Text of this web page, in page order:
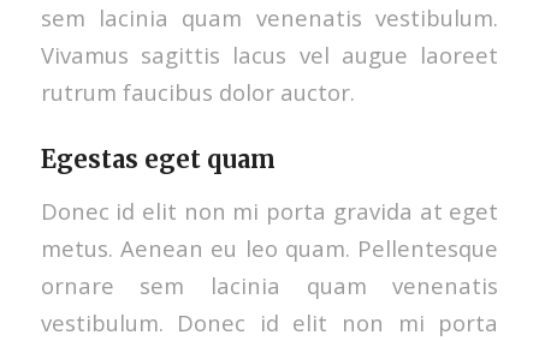
sem lacinia quam venenatis vestibulum.
Vivamus sagittis lacus vel augue laoreet
rutrum faucibus dolor auctor.
Egestas eget quam
Donec id elit non mi porta gravida at eget
metus. Aenean eu leo quam. Pellentesque
ornare sem lacinia quam venenatis
vestibulum. Donec id elit non mi porta